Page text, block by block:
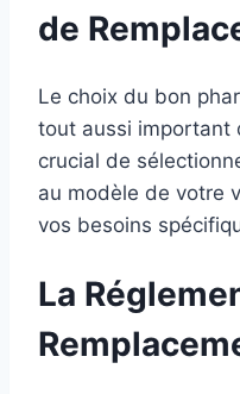
de
Le choix du bon
tout aussi important
crucial de
au modèle de votre
vos besoins
La